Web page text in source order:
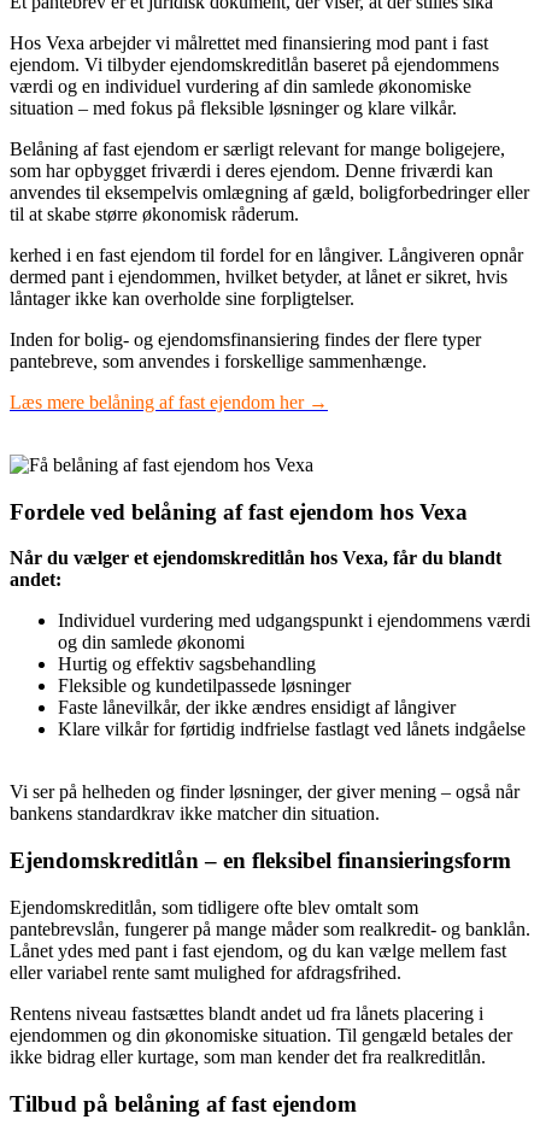
Hos Vexa arbejder vi målrettet med finansiering mod pant i fast
ejendom. Vi tilbyder ejendomskreditlån baseret på ejendommens
værdi og en individuel vurdering af din samlede økonomiske
situation – med fokus på fleksible løsninger og klare vilkår.
Belåning af fast ejendom er særligt relevant for mange boligejere,
som har opbygget friværdi i deres ejendom. Denne friværdi kan
anvendes til eksempelvis omlægning af gæld, boligforbedringer eller
til at skabe større økonomisk råderum.
kerhed i en fast ejendom til fordel for en långiver. Långiveren opnår
dermed pant i ejendommen, hvilket betyder, at lånet er sikret, hvis
låntager ikke kan overholde sine forpligtelser.
Inden for bolig- og ejendomsfinansiering findes der flere typer
pantebreve, som anvendes i forskellige sammenhænge.
Læs mere belåning af fast ejendom her →
Fordele ved belåning af fast ejendom hos Vexa
Når du vælger et ejendomskreditlån hos Vexa, får du blandt
andet:
Individuel vurdering med udgangspunkt i ejendommens værdi
og din samlede økonomi
Hurtig og effektiv sagsbehandling
Fleksible og kundetilpassede løsninger
Faste lånevilkår, der ikke ændres ensidigt af långiver
Klare vilkår for førtidig indfrielse fastlagt ved lånets indgåelse
Vi ser på helheden og finder løsninger, der giver mening – også når
bankens standardkrav ikke matcher din situation.
Ejendomskreditlån – en fleksibel finansieringsform
Ejendomskreditlån, som tidligere ofte blev omtalt som
pantebrevslån, fungerer på mange måder som realkredit- og banklån.
Lånet ydes med pant i fast ejendom, og du kan vælge mellem fast
eller variabel rente samt mulighed for afdragsfrihed.
Rentens niveau fastsættes blandt andet ud fra lånets placering i
ejendommen og din økonomiske situation. Til gengæld betales der
ikke bidrag eller kurtage, som man kender det fra realkreditlån.
Tilbud på belåning af fast ejendom